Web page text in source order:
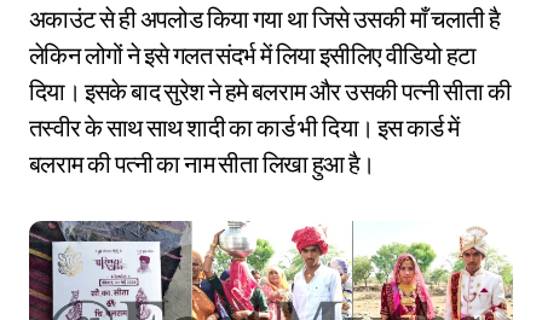
अकाउंट से ही अपलोड किया गया था जिसे उसकी माँ चलाती है
लेकिन लोगों ने इसे गलत संदर्भ में लिया इसीलिए वीडियो हटा
दिया। इसके बाद सुरेश ने हमे बलराम और उसकी पत्नी सीता की
तस्वीर के साथ साथ शादी का कार्ड भी दिया। इस कार्ड में
बलराम की पत्नी का नाम सीता लिखा हुआ है।